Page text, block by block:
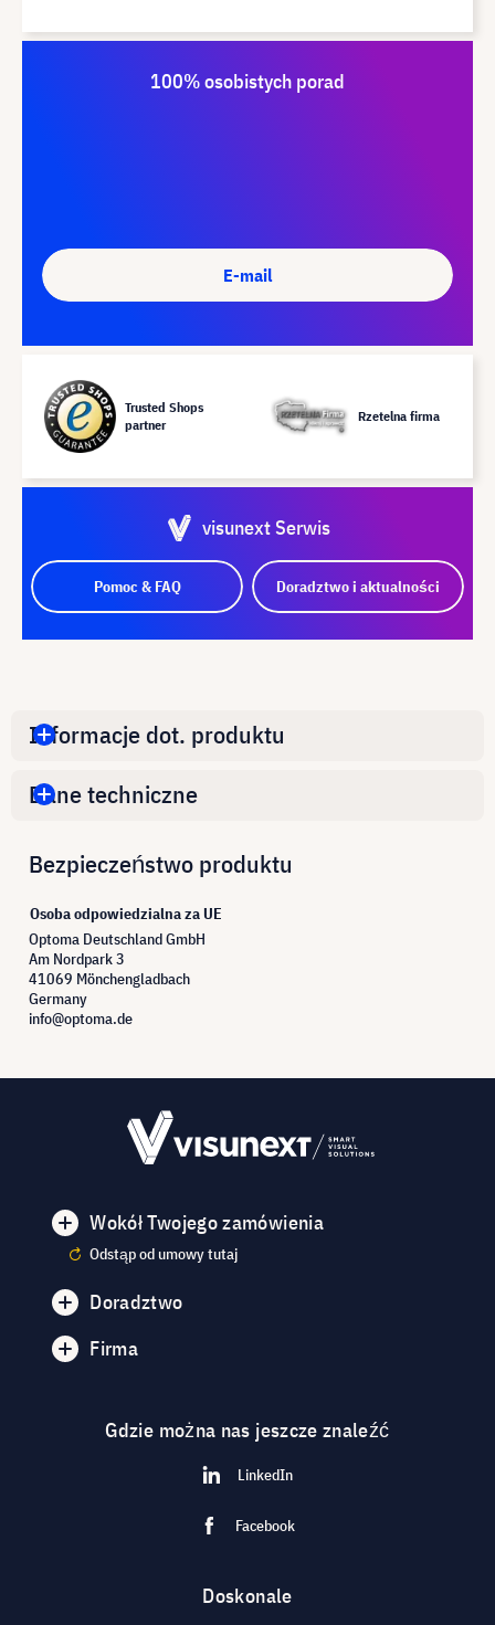
100% osobistych porad
E-mail
Trusted Shops
partner
Rzetelna firma
visunext Serwis
Pomoc & FAQ Doradztwo i aktualności
Informacje dot. produktu
Dane techniczne
Bezpieczeństwo produktu
Osoba odpowiedzialna za UE
Optoma Deutschland GmbH
Am Nordpark 3
41069 Mönchengladbach
Germany
info@optoma.de
Wokół Twojego zamówienia
Odstąp od umowy tutaj
Doradztwo
Firma
Gdzie można nas jeszcze znaleźć
LinkedIn
Facebook
Doskonale